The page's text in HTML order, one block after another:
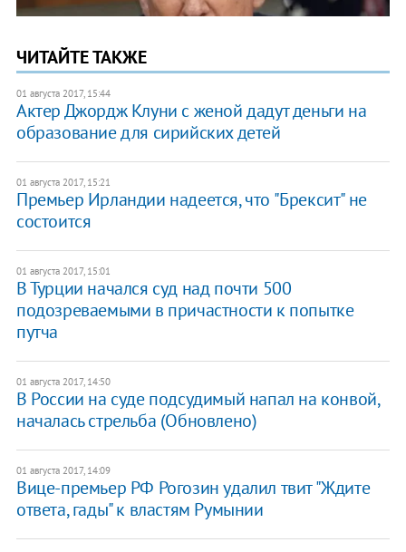
ЧИТАЙТЕ ТАКЖЕ
01 августа 2017, 15:44
Актер Джордж Клуни с женой дадут деньги на
образование для сирийских детей
01 августа 2017, 15:21
Премьер Ирландии надеется, что "Брексит" не
состоится
01 августа 2017, 15:01
В Турции начался суд над почти 500
подозреваемыми в причастности к попытке
путча
01 августа 2017, 14:50
В России на суде подсудимый напал на конвой,
началась стрельба (Обновлено)
01 августа 2017, 14:09
Вице-премьер РФ Рогозин удалил твит "Ждите
ответа, гады" к властям Румынии